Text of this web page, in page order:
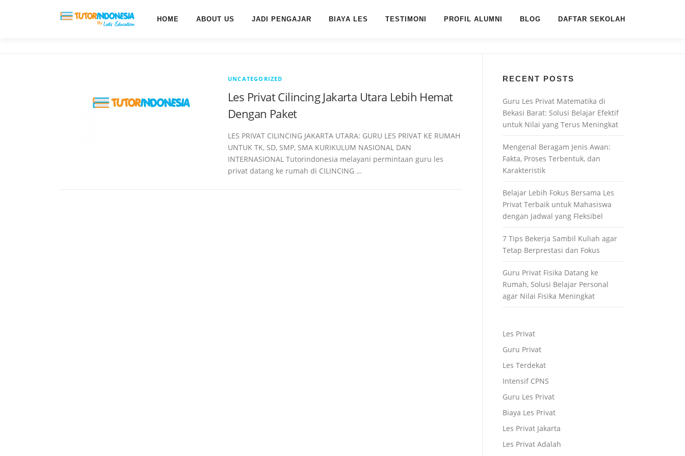
HOME ABOUT US JADI PENGAJAR BIAYA LES TESTIMONI PROFIL ALUMNI BLOG DAFTAR SEKOLAH
UNCATEGORIZED
Les Privat Cilincing Jakarta Utara Lebih Hemat
Dengan Paket
LES PRIVAT CILINCING JAKARTA UTARA: GURU LES PRIVAT KE RUMAH
UNTUK TK, SD, SMP, SMA KURIKULUM NASIONAL DAN
INTERNASIONAL Tutorindonesia melayani permintaan guru les
privat datang ke rumah di CILINCING …
RECENT POSTS
Guru Les Privat Matematika di
Bekasi Barat: Solusi Belajar Efektif
untuk Nilai yang Terus Meningkat
Mengenal Beragam Jenis Awan:
Fakta, Proses Terbentuk, dan
Karakteristik
Belajar Lebih Fokus Bersama Les
Privat Terbaik untuk Mahasiswa
dengan Jadwal yang Fleksibel
7 Tips Bekerja Sambil Kuliah agar
Tetap Berprestasi dan Fokus
Guru Privat Fisika Datang ke
Rumah, Solusi Belajar Personal
agar Nilai Fisika Meningkat
Les Privat
Guru Privat
Les Terdekat
Intensif CPNS
Guru Les Privat
Biaya Les Privat
Les Privat Jakarta
Les Privat Adalah